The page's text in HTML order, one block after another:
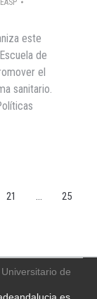
este
de
el
sanitario.
21
25
de